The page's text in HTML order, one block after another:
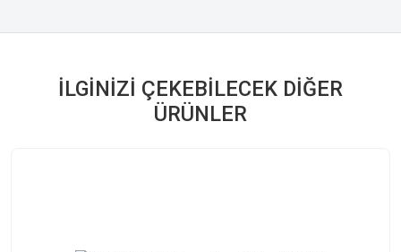
İLGINIZI ÇEKEBILECEK DIĞER
ÜRÜNLER